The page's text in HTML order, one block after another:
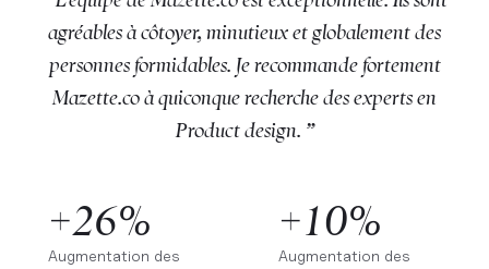
agréables à côtoyer, minutieux et globalement des
personnes formidables. Je recommande fortement
Mazette.co à quiconque recherche des experts en
Product design. ”
+26%
Augmentation des
+10%
Augmentation des